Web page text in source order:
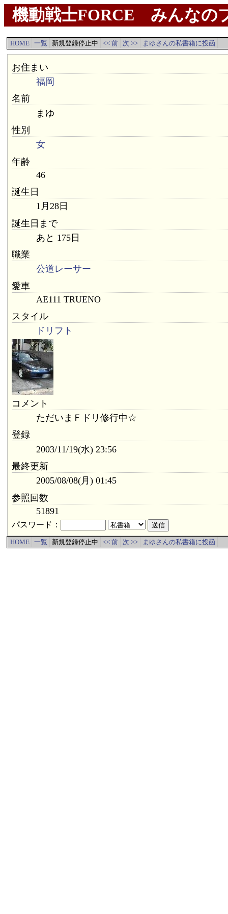
機動戦士FORCE みんなの
HOME 一覧 新規登録停止中 << 前 次 >> まゆさんの私書箱に投函
お住まい
福岡
名前
まゆ
性別
女
年齢
46
誕生日
1月28日
誕生日まで
あと 175日
職業
公道レーサー
愛車
AE111 TRUENO
スタイル
ドリフト
コメント
ただいまＦドリ修行中☆
登録
2003/11/19(水) 23:56
最終更新
2005/08/08(月) 01:45
参照回数
51891
パスワード：
HOME 一覧 新規登録停止中 << 前 次 >> まゆさんの私書箱に投函